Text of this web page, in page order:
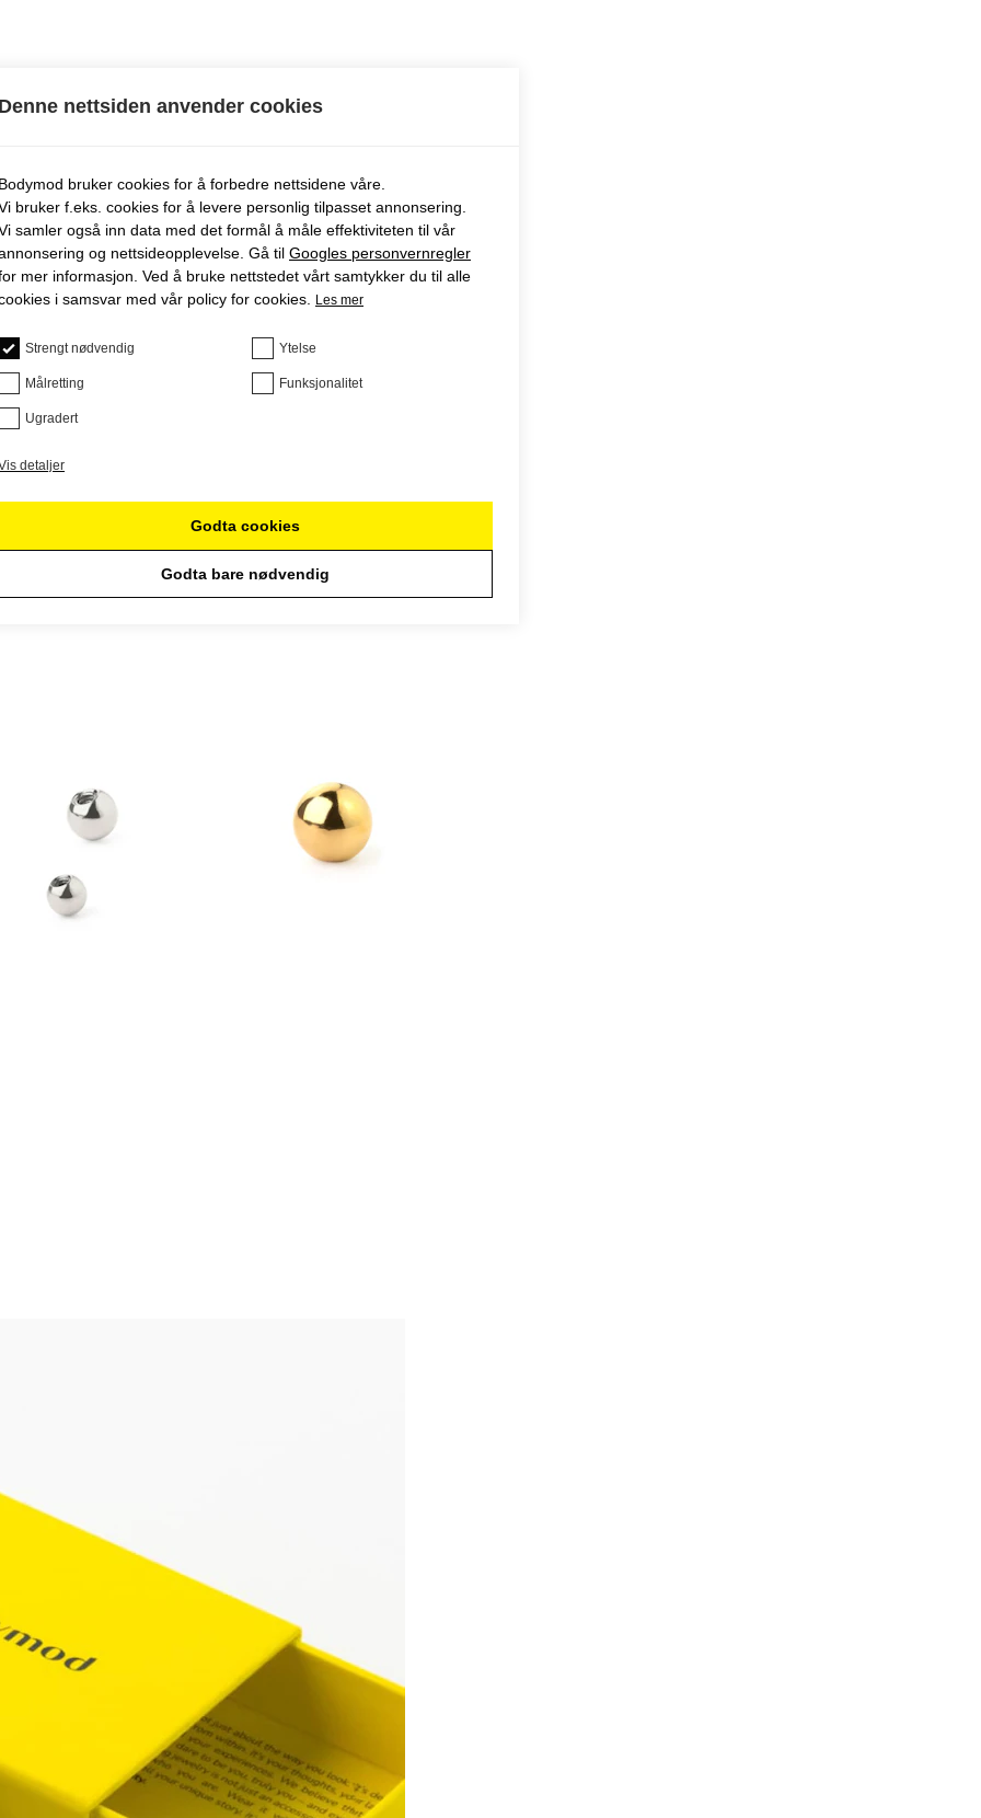
nettsiden anvender cookies
bruker cookies for å forbedre nettsidene våre.
bruker f.eks. cookies for å levere personlig tilpasset annonsering.
samler også inn data med det formål å måle effektiviteten til vår
og nettsideopplevelse. Gå til Googles personvernregler
mer informasjon. Ved å bruke nettstedet vårt samtykker du til alle
i samsvar med vår policy for cookies.
Les mer
Strengt nødvendig Ytelse
Målretting Funksjonalitet
Ugradert
detaljer
Godta cookies
Godta bare nødvendig